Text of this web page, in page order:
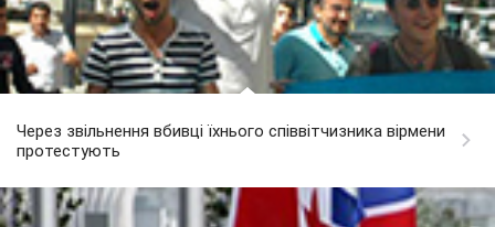
Через звільнення вбивці їхнього співвітчизника вірмени
протестують